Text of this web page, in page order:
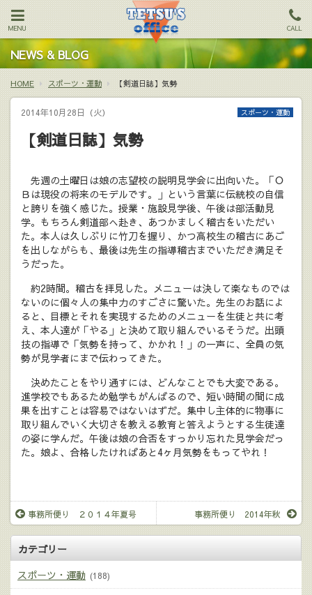
MENU CALL
NEWS & BLOG
HOME スポーツ・運動 【剣道日誌】気勢
2014年10月28日（火） スポーツ・運動
【剣道日誌】気勢
先週の土曜日は娘の志望校の説明見学会に出向いた。「Ｏ
Ｂは現役の将来のモデルです。」という言葉に伝統校の自信
と誇りを強く感じた。授業・施設見学後、午後は部活動見
学。もちろん剣道部へ赴き、あつかましく稽古をいただい
た。本人は久しぶりに竹刀を握り、かつ高校生の稽古にあご
を出しながらも、最後は先生の指導稽古までいただき満足そ
うだった。
約2時間。稽古を拝見した。メニューは決して楽なものでは
ないのに個々人の集中力のすごさに驚いた。先生のお話によ
ると、目標とそれを実現するためのメニューを生徒と共に考
え、本人達が「やる」と決めて取り組んでいるそうだ。出頭
技の指導で「気勢を持って、かかれ！」の一声に、全員の気
勢が見学者にまで伝わってきた。
決めたことをやり通すには、どんなことでも大変である。
進学校でもあるため勉学もがんばるので、短い時間の間に成
果を出すことは容易ではないはずだ。集中し主体的に物事に
取り組んでいく大切さを教える教育と答えようとする生徒達
の姿に学んだ。午後は娘の合否をすっかり忘れた見学会だっ
た。娘よ、合格したければあと4ヶ月気勢をもってやれ！
事務所便り ２０１４年夏号 事務所便り 2014年秋
カテゴリー
スポーツ・運動 (188)